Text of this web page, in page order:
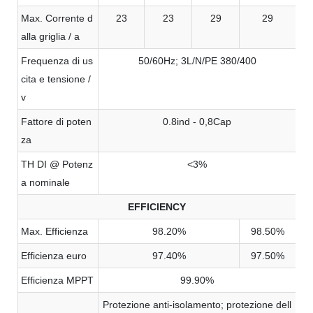
Max. Corrente d
alla griglia / a
23 23 29 29
Frequenza di us
cita e tensione /
v
50/60Hz; 3L/N/PE 380/400
Fattore di poten
za
0.8ind - 0,8Cap
TH DI @ Potenz
a nominale
<3%
EFFICIENCY
Max. Efficienza 98.20% 98.50%
Efficienza euro 97.40% 97.50%
Efficienza MPPT 99.90%
Protezione anti-isolamento; protezione dell